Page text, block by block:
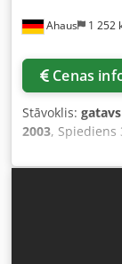
Ahaus 1 252
Cenas
Stāvoklis:
2003, Spiediens
atstarpe 1095
mm Statņu
mm Iebūves